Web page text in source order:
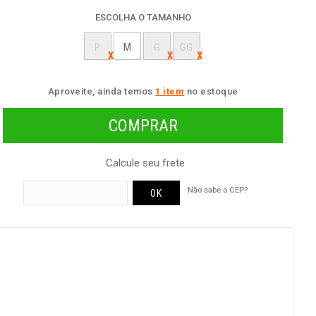
ESCOLHA O TAMANHO
P M G GG
Aproveite, ainda temos 1 item no estoque
Calcule seu frete
Não sabe o CEP?